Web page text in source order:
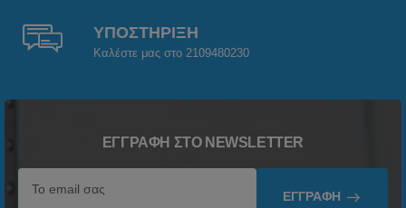
ΥΠΟΣΤΗΡΙΞΗ
Καλέστε μας στο 2109480230
ΕΓΓΡΑΦΉ ΣΤΟ NEWSLETTER
ΕΓΓΡΑΦΉ